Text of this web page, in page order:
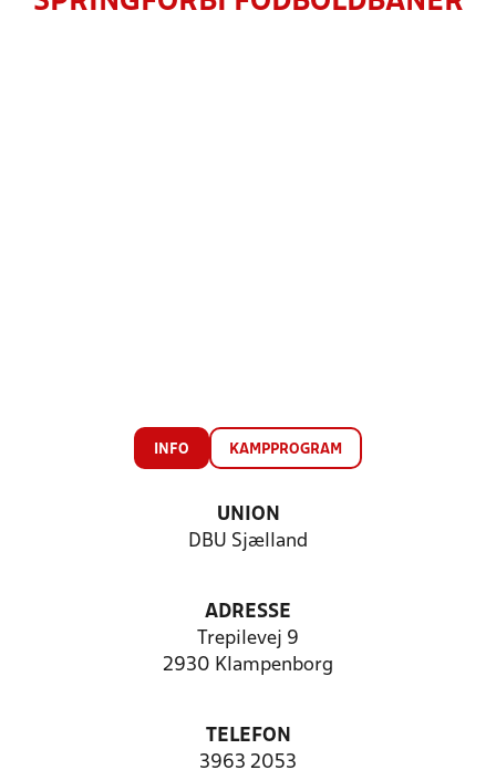
INFO KAMPPROGRAM
UNION
DBU Sjælland
ADRESSE
Trepilevej 9
2930 Klampenborg
TELEFON
3963 2053